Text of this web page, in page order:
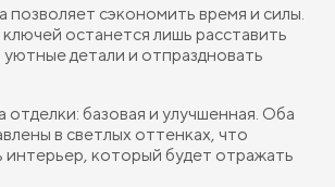
позволяет сэкономить время и силы.
останется лишь расставить
детали и отпраздновать
отделки: базовая и улучшенная. Оба
в светлых оттенках, что
интерьер, который будет отражать